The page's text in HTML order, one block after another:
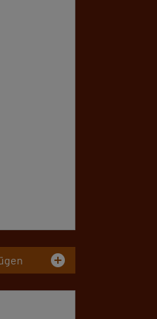
add_circle